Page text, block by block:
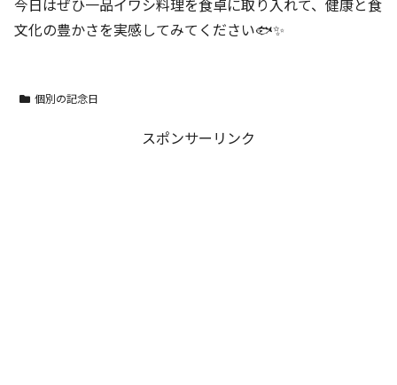
今日はぜひ一品イワシ料理を食卓に取り入れて、健康と食
文化の豊かさを実感してみてください🐟✨
個別の記念日
スポンサーリンク